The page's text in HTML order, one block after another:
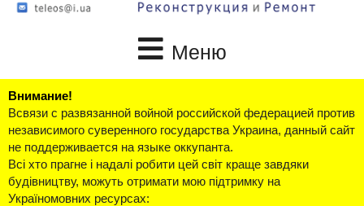
Меню
Внимание!
Всвязи с развязанной войной российской федерацией против
независимого суверенного государства Украина, данный сайт
не поддерживается на языке оккупанта.
Всі хто прагне і надалі робити цей світ краще завдяки
будівництву, можуть отримати мою підтримку на
Україномовних ресурсах: